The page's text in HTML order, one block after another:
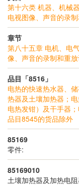
第十六类 机器、机械
电视图像、声音的录
章节
第八十五章 电机、电
像、声音的录制和重
品目「8516」
电热的快速热水器、
热器及土壤加热器；
电热发钳）及干手器
品目8545的货品除外
85169
零件:
85169010
土壤加热器及加热电